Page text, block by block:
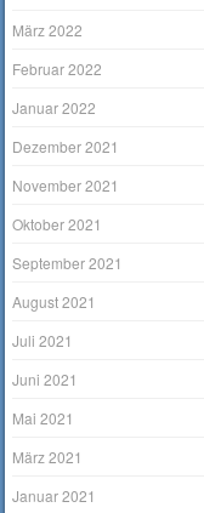
März 2022
Februar 2022
Januar 2022
Dezember 2021
November 2021
Oktober 2021
September 2021
August 2021
Juli 2021
Juni 2021
Mai 2021
März 2021
Januar 2021